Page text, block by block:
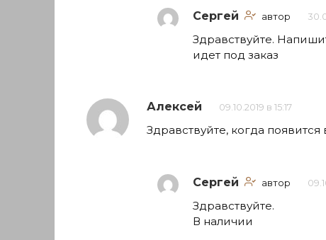
Сергей автор
Здравствуйте.
идет под заказ
Алексей 09.10.2019 в 15:17
Здравствуйте, когда появится
Сергей автор
Здравствуйте.
В наличии